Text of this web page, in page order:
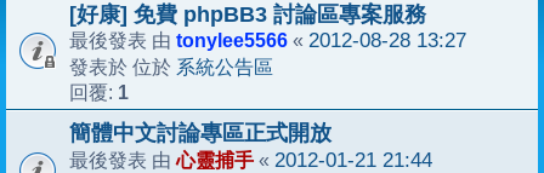
[好康] 免費 phpBB3 討論區專案服務
最後發表 由 tonylee5566 « 2012-08-28 13:27
發表於 位於 系統公告區
回覆: 1
簡體中文討論專區正式開放
最後發表 由心靈捕手 « 2012-01-21 21:44